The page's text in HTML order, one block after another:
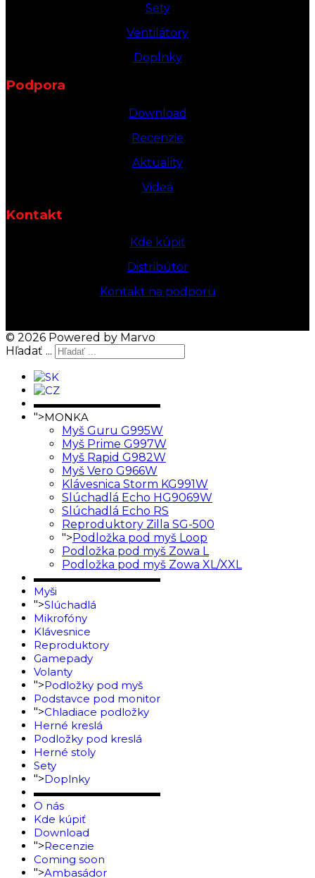
Sety
Ventilátory
Doplnky
Podpora
Download
Recenzie
Aktuality
Videá
Kontakt
Kde kúpiť
Distribútor
Kontakt na podporu
© 2026 Powered by Marvo
Hľadať ...
▬▬▬▬▬▬▬▬▬▬▬▬
">MONKA
Myš Guru G995W
Myš Prime G997W
Myš Rapid G982W
Myš Vero G966W
Klávesnica Storm KG991W
Slúchadlá Echo HG9069W
Slúchadlá Echo RS
Reproduktory Zilla SG-500
"> Podložka pod myš Loop
Podložka pod myš Zowa L
Podložka pod myš Zowa XL/XXL
▬▬▬▬▬▬▬▬▬▬▬▬
Myši
">Slúchadlá
Mikrofóny
Klávesnice
Reproduktory
Gamepady
Volanty
">Podložky pod myš
Podstavce pod monitor
">Chladiace podložky
Herné kreslá
Podložky pod kreslá
Herné stoly
Sety
">Doplnky
▬▬▬▬▬▬▬▬▬▬▬▬
O nás
Kde kúpiť
Download
">Recenzie
Coming soon
">Ambasádor